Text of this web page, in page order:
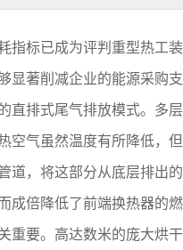
指标已成为评判重型热工
著削减企业的能源采购
直排式尾气排放模式。多
气虽然温度有所降低，
道，将这部分从底层排出
倍降低了前端换热器的
重要。高达数米的庞大